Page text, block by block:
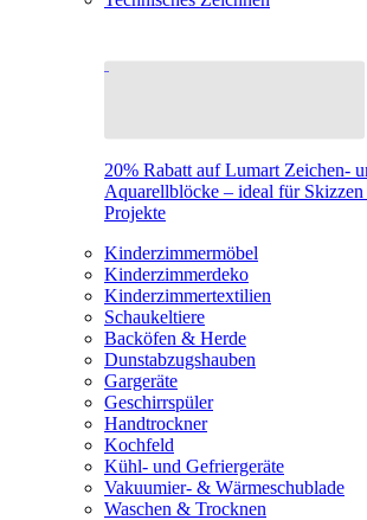
20% Rabatt auf Lumart Zeichen-
Aquarellblöcke – ideal für
Projekte
Kinderzimmermöbel
Kinderzimmerdeko
Kinderzimmertextilien
Schaukeltiere
Backöfen & Herde
Dunstabzugshauben
Gargeräte
Geschirrspüler
Handtrockner
Kochfeld
Kühl- und Gefriergeräte
Vakuumier- & Wärmeschublade
Waschen & Trocknen